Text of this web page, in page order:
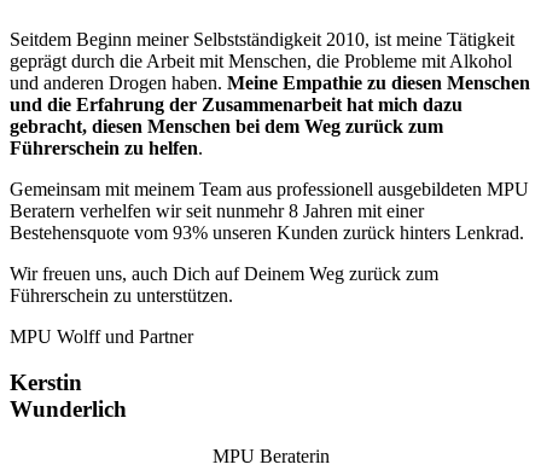
Seitdem Beginn meiner Selbstständigkeit 2010, ist meine Tätigkeit
geprägt durch die Arbeit mit Menschen, die Probleme mit Alkohol
und anderen Drogen haben. Meine Empathie zu diesen Menschen
und die Erfahrung der Zusammenarbeit hat mich dazu
gebracht, diesen Menschen bei dem Weg zurück zum
Führerschein zu helfen.
Gemeinsam mit meinem Team aus professionell ausgebildeten MPU
Beratern verhelfen wir seit nunmehr 8 Jahren mit einer
Bestehensquote vom 93% unseren Kunden zurück hinters Lenkrad.
Wir freuen uns, auch Dich auf Deinem Weg zurück zum
Führerschein zu unterstützen.
MPU Wolff und Partner
Kerstin
Wunderlich
MPU Beraterin